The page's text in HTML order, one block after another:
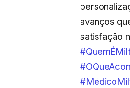
avanços
satisfação